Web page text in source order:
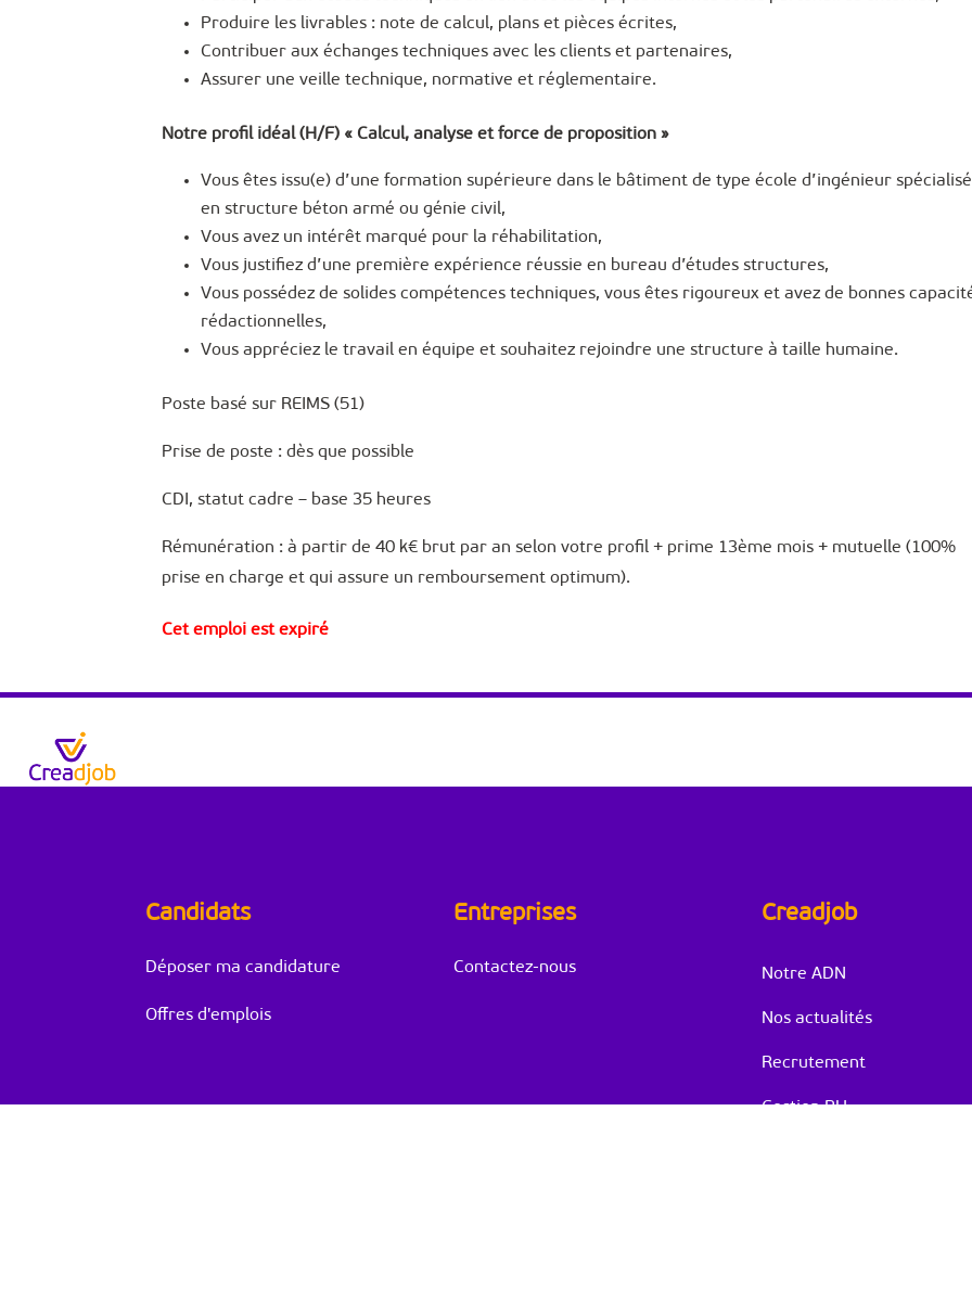
Produire les livrables : note de calcul, plans et pièces écrites,
Contribuer aux échanges techniques avec les clients et partenaires,
Assurer une veille technique, normative et réglementaire.
Notre profil idéal (H/F) « Calcul, analyse et force de proposition »
Vous êtes issu(e) d’une formation supérieure dans le bâtiment de type école d’ingénieur
en structure béton armé ou génie civil,
Vous avez un intérêt marqué pour la réhabilitation,
Vous justifiez d’une première expérience réussie en bureau d’études structures,
Vous possédez de solides compétences techniques, vous êtes rigoureux et avez de bonnes
rédactionnelles,
Vous appréciez le travail en équipe et souhaitez rejoindre une structure à taille humaine.
Poste basé sur REIMS (51)
Prise de poste : dès que possible
CDI, statut cadre – base 35 heures
Rémunération : à partir de 40 k€ brut par an selon votre profil + prime 13ème mois + mutuelle (100%
prise en charge et qui assure un remboursement optimum).
Cet emploi est expiré
Candidats
Déposer ma candidature
Offres d'emplois
Entreprises
Contactez-nous
Creadjob
Notre ADN
Nos actualités
Recrutement
Gestion RH